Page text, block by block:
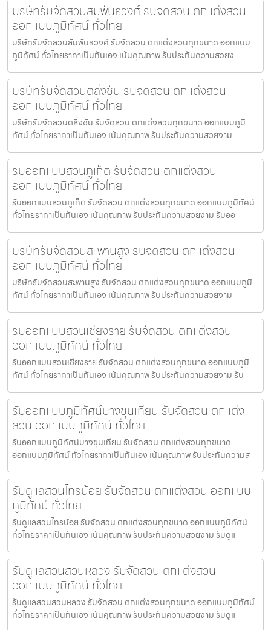
บริษัทรับจัดสวนสัมพันธวงศ์ รับจัดสวน ตกแต่งสวน
ออกแบบภูมิทัศน์ ทั่วไทย
บริษัทรับจัดสวนสัมพันธวงศ์ รับจัดสวน ตกแต่งสวนทุกขนาด ออกแบบ
ภูมิทัศน์ ทั่วไทยราคาเป็นกันเอง เน้นคุณภาพ รับประกันความสวยง
บริษัทรับจัดสวนตลิ่งชัน รับจัดสวน ตกแต่งสวน
ออกแบบภูมิทัศน์ ทั่วไทย
บริษัทรับจัดสวนตลิ่งชัน รับจัดสวน ตกแต่งสวนทุกขนาด ออกแบบภูมิ
ทัศน์ ทั่วไทยราคาเป็นกันเอง เน้นคุณภาพ รับประกันความสวยงาม
รับออกแบบสวนภูเก็ต รับจัดสวน ตกแต่งสวน
ออกแบบภูมิทัศน์ ทั่วไทย
รับออกแบบสวนภูเก็ต รับจัดสวน ตกแต่งสวนทุกขนาด ออกแบบภูมิทัศน์
ทั่วไทยราคาเป็นกันเอง เน้นคุณภาพ รับประกันความสวยงาม รับออ
บริษัทรับจัดสวนสะพานสูง รับจัดสวน ตกแต่งสวน
ออกแบบภูมิทัศน์ ทั่วไทย
บริษัทรับจัดสวนสะพานสูง รับจัดสวน ตกแต่งสวนทุกขนาด ออกแบบภูมิ
ทัศน์ ทั่วไทยราคาเป็นกันเอง เน้นคุณภาพ รับประกันความสวยงาม
รับออกแบบสวนเชียงราย รับจัดสวน ตกแต่งสวน
ออกแบบภูมิทัศน์ ทั่วไทย
รับออกแบบสวนเชียงราย รับจัดสวน ตกแต่งสวนทุกขนาด ออกแบบภูมิ
ทัศน์ ทั่วไทยราคาเป็นกันเอง เน้นคุณภาพ รับประกันความสวยงาม รับ
รับออกแบบภูมิทัศน์บางขุนเทียน รับจัดสวน ตกแต่ง
สวน ออกแบบภูมิทัศน์ ทั่วไทย
รับออกแบบภูมิทัศน์บางขุนเทียน รับจัดสวน ตกแต่งสวนทุกขนาด
ออกแบบภูมิทัศน์ ทั่วไทยราคาเป็นกันเอง เน้นคุณภาพ รับประกันความส
รับดูแลสวนไทรน้อย รับจัดสวน ตกแต่งสวน ออกแบบ
ภูมิทัศน์ ทั่วไทย
รับดูแลสวนไทรน้อย รับจัดสวน ตกแต่งสวนทุกขนาด ออกแบบภูมิทัศน์
ทั่วไทยราคาเป็นกันเอง เน้นคุณภาพ รับประกันความสวยงาม รับดูแ
รับดูแลสวนสวนหลวง รับจัดสวน ตกแต่งสวน
ออกแบบภูมิทัศน์ ทั่วไทย
รับดูแลสวนสวนหลวง รับจัดสวน ตกแต่งสวนทุกขนาด ออกแบบภูมิทัศน์
ทั่วไทยราคาเป็นกันเอง เน้นคุณภาพ รับประกันความสวยงาม รับดูแ